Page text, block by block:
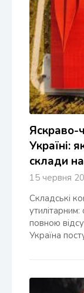
Яскраво-
Україні:
склади
15 червня
Складські
утилітарним:
повною
Україна